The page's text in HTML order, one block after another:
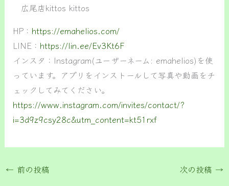
広尾店kittos kittos
HP： https://emahelios.com/
LINE： https://lin.ee/Ev3Kt6F
インスタ：Instagram(ユーザーネーム: emahelios)を使
っています。アプリをインストールして写真や動画をチ
ェックしてみてください。
https://www.instagram.com/invites/contact/?
i=3d9z9csy28c&utm_content=kt51rxf
← 前の投稿 次の投稿 →